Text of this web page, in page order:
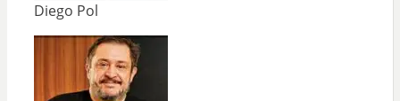
Diego Pol